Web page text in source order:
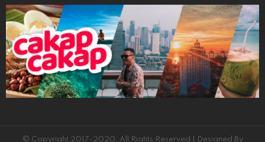
© Copyright 2017-2020, All Rights Reserved | Designed By